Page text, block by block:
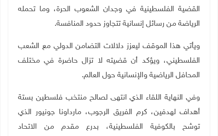
القضية الفلسطينية في وجدان الشعوب الحرة، وما تحمله
الرياضة من رسائل إنسانية تتجاوز حدود المنافسة.
ويأتي هذا الموقف ليعزز دلالات التضامن الدولي مع الشعب
الفلسطيني، ويؤكد أن قضيته لا تزال حاضرة في مختلف
المحافل الرياضية والإنسانية حول العالم.
وفي النهاية اللقاء الذي انتهى لصالح منتخب فلسطين بستة
أهداف لهدفين، كرم الفريق الرجوب، مارداونا جونيور الذي
توشح بالكوفية الفلسطينية، بدرع مقدم من الاتحاد